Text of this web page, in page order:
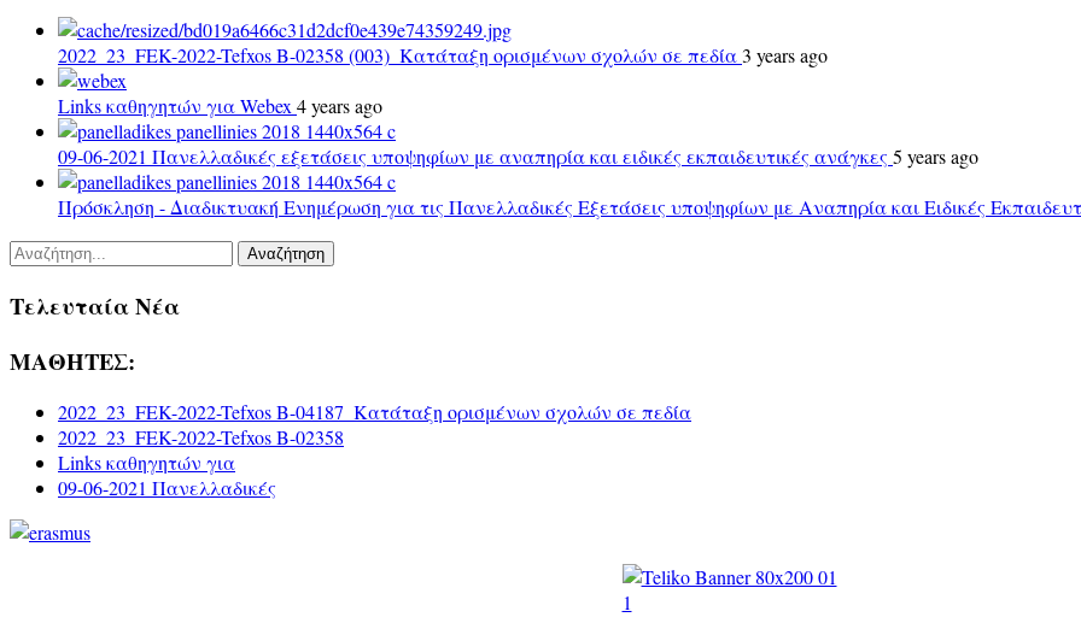
2022_23_FEK-2022-Tefxos B-02358 (003)_Κατάταξη ορισμένων σχολών σε πεδία3 years ago
Links καθηγητών για Webex4 years ago
09-06-2021 Πανελλαδικές εξετάσεις υποψηφίων με αναπηρία και ειδικές εκπαιδευτικές ανάγκες 5 years ago
Πρόσκληση - Διαδικτυακή Ενημέρωση για τις Πανελλαδικές Εξετάσεις υποψηφίων με Αναπηρία και Ειδικές
Αναζήτηση
Τελευταία Νέα
ΜΑΘΗΤΕΣ:
2022_23_FEK-2022-Tefxos B-04187_Κατάταξη ορισμένων σχολών σε πεδία
2022_23_FEK-2022-Tefxos B-02358
Links καθηγητών για
09-06-2021 Πανελλαδικές